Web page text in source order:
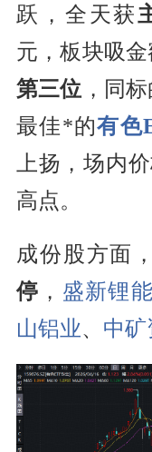
跃，全天获
元，板块吸
第三位 ，同
最佳*的有色
上扬，场内
高点。
成份股方面，
停 ， 盛新锂能
山铝业、 中矿